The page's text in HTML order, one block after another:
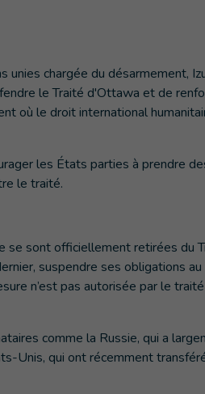
chargée du désarmement,
le Traité d'Ottawa et de
où le droit international
les États parties à prendre
le traité.
se sont officiellement retirées du
suspendre ses obligations
n’est pas autorisée par le
comme la Russie, qui a
Unis, qui ont récemment